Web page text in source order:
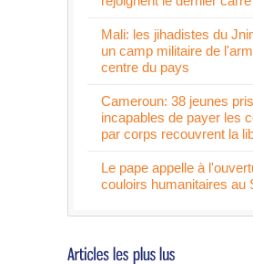
Mali: les jihadistes du
un camp militaire de
centre du pays
Cameroun: 38 jeunes
incapables de payer les
par corps recouvrent la
Le pape appelle à
couloirs humanitaires au